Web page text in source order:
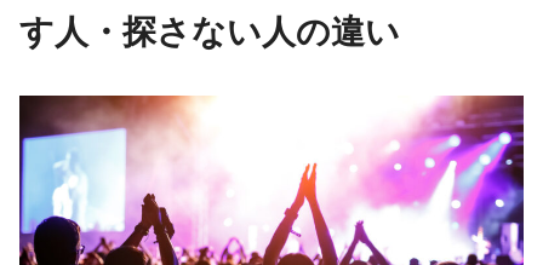
す人・探さない人の違い